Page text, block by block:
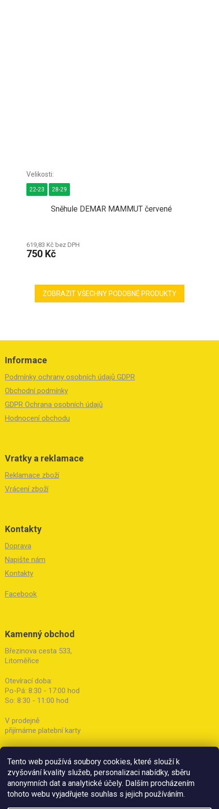
Tento web používá soubory cookies, které slouží k
zvyšování kvality služeb, personalizaci nabídky, sběru
anonymních dat a analytické účely. Dalším procházením
tohoto webu vyjadřujete souhlas s jejich používáním.
Sněhule DEMAR MAMMUT červené
619,83 Kč bez DPH
750 Kč
22-23 28-29
ZOBRAZIT VŠECHNY PODOBNÉ PRODUKTY
Informace
Podmínky ochrany osobních údajů GDPR
Obchodní podmínky
GDPR Ochrana osobních údajů
Hodnocení obchodu
Vratky a reklamace
Reklamace zboží
Vrácení zboží
Kontakty
Doprava
Napište nám
Kontakty
Facebook
Kamenný obchod
Březinova cesta 533,
Litoměřice
Otevírací doba:
Po-Pá: 8:30 - 17:00 hod
So: 8:30 - 11:00 hod
V prodejně
přijímáme platební karty